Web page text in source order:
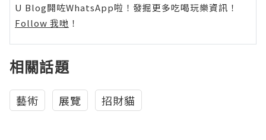
U Blog開咗WhatsApp啦！發掘更多吃喝玩樂資訊！
Follow 我哋 ！
相關話題
藝術 展覽 招財貓